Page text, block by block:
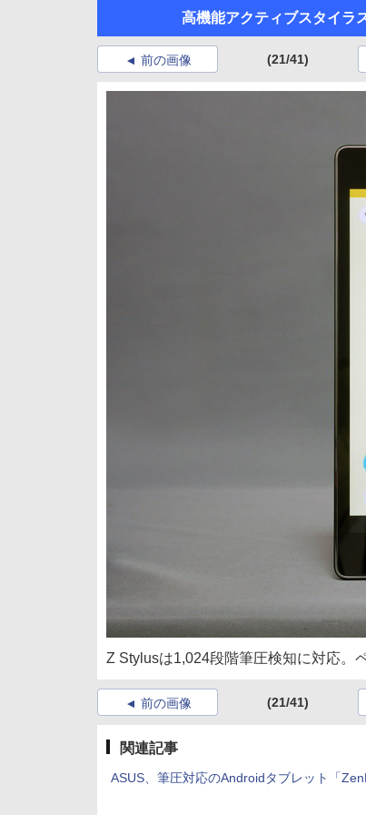
高機能アクティブスタイラ
前の画像 (21/41)
Z Stylusは1,024段階筆圧検知に対応。
前の画像 (21/41)
関連記事
ASUS、筆圧対応のAndroidタブレット「